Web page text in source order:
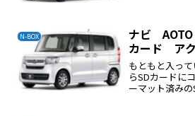
N-BOX
ナビ
カード ア
もともと入っ
らSDカードに
ーマット済み